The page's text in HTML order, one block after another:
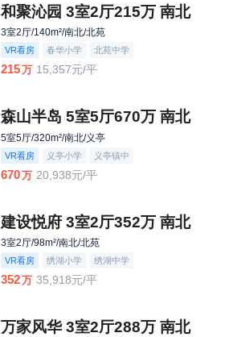
和聚沁园 3室2厅215万 南北
3室2厅/140m²/南北/北苑
VR看房 春华小学 北苑中学
215万 15,357元/平
森山半岛 5室5厅670万 南北
5室5厅/320m²/南北/义亭
VR看房 义亭小学 义亭镇中
670万 20,938元/平
建设悦府 3室2厅352万 南北
3室2厅/98m²/南北/北苑
VR看房 绣湖小学 绣湖中学
352万 35,918元/平
万家风华 3室2厅288万 南北